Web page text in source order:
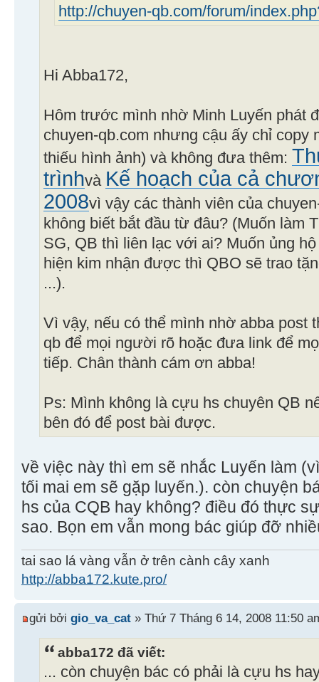
http://chuyen-qb.com/forum/
Hi Abba172,
Hôm trước mình nhờ Minh Luyến phát
chuyen-qb.com nhưng cậu ấy chỉ copy
thiếu hình ảnh) và không đưa thêm:
trìnhvà Kế hoạch của cả
2008vì vậy các thành viên của
không biết bắt đầu từ đâu? (Muốn làm
SG, QB thì liên lạc với ai? Muốn ủng
hiện kim nhận được thì QBO sẽ trao
...).
Vì vậy, nếu có thể mình nhờ abba post
qb để mọi người rõ hoặc đưa link để
tiếp. Chân thành cám ơn abba!
Ps: Mình không là cựu hs chuyên QB
bên đó để post bài được.
về việc này thì em sẽ nhắc Luyến làm
tối mai em sẽ gặp luyến.). còn chuyện
hs của CQB hay không? điều đó thực
sao. Bọn em vẫn mong bác giúp đỡ
tai sao lá vàng vẫn ở trên cành cây xanh
http://abba172.kute.pro/
gửi bởi gio_va_cat » Thứ 7 Tháng 6 14, 2008 11:50
abba172 đã viết:
... còn chuyện bác có phải là cựu hs